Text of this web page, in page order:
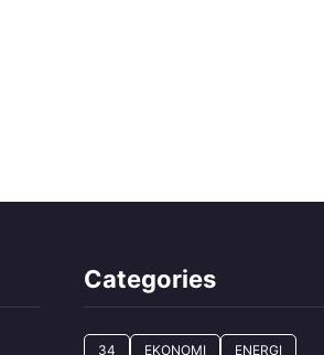
Categories
34 EKONOMI ENERGI